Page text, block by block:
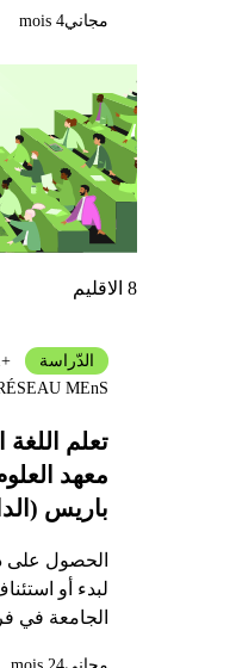
مجاني4 mois
8 الاقليم
تعلم
معهد
باريس
الحصول على
لبدء أو
الجامعة في
الدّراسة
+1
MEnS